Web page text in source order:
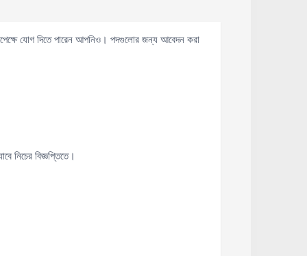
যোগ দিতে পারেন আপনিও। পদগুলোর জন্য আবেদন করা
নিচের বিজ্ঞপ্তিতে।